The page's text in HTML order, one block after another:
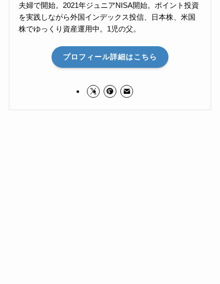
夫婦で開始。2021年ジュニアNISA開始。ポイント投資
を実践しながら外国インデックス投信、日本株、米国
株でゆっくり資産運用中。1児の父。
プロフィール詳細はこちら